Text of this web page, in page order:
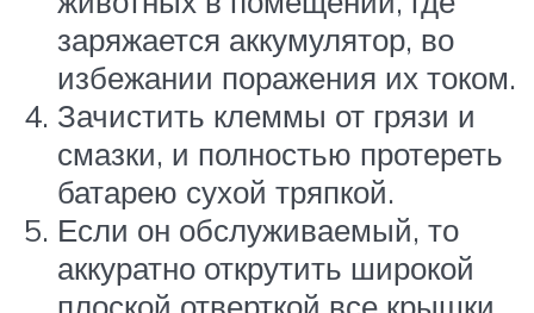
заряжается аккумулятор, во
избежании поражения их током.
Зачистить клеммы от грязи и
смазки, и полностью протереть
батарею сухой тряпкой.
Если он обслуживаемый, то
аккуратно открутить широкой